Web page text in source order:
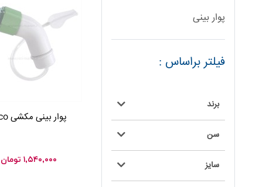
پوار بینی
فیلتر براساس :
برند
سن
سایز
پوار بینی مکشی Chicco
۱,۵۴۰,۰۰۰ تومان